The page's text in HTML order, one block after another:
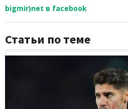
bigmir)net в facebook
Статьи по теме